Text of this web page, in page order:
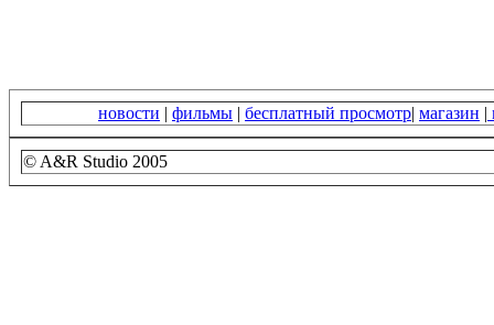
новости | фильмы | бесплатный просмотр| магазин |
© A&R Studio 2005